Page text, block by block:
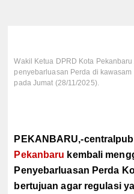
Wakil Ketua DPRD Kota
penyebarluasan Perda di
pada Jumat (28/11/2025).
PEKANBARU,-
Pekanbaru kembali
Penyebarluasan Perda
bertujuan agar regulasi